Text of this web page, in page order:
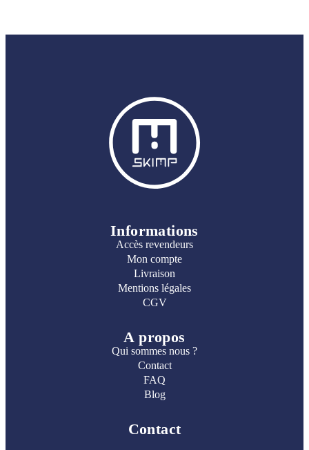
Informations
Accès revendeurs
Mon compte
Livraison
Mentions légales
CGV
A propos
Qui sommes nous ?
Contact
FAQ
Blog
Contact